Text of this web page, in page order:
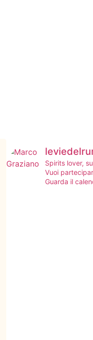
Spirits lover,
Vuoi
Guarda il